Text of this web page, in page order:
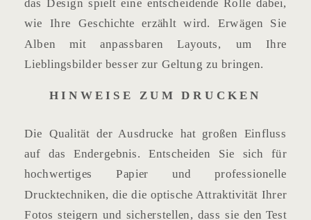
das Design spielt eine entscheidende Rolle dabei,
wie Ihre Geschichte erzählt wird. Erwägen Sie
Alben mit anpassbaren Layouts, um Ihre
Lieblingsbilder besser zur Geltung zu bringen.
HINWEISE ZUM DRUCKEN
Die Qualität der Ausdrucke hat großen Einfluss
auf das Endergebnis. Entscheiden Sie sich für
hochwertiges Papier und professionelle
Drucktechniken, die die optische Attraktivität Ihrer
Fotos steigern und sicherstellen, dass sie den Test